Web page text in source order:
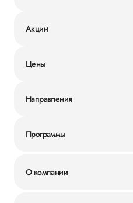
Акции
Цены
Направления
Программы
О компании